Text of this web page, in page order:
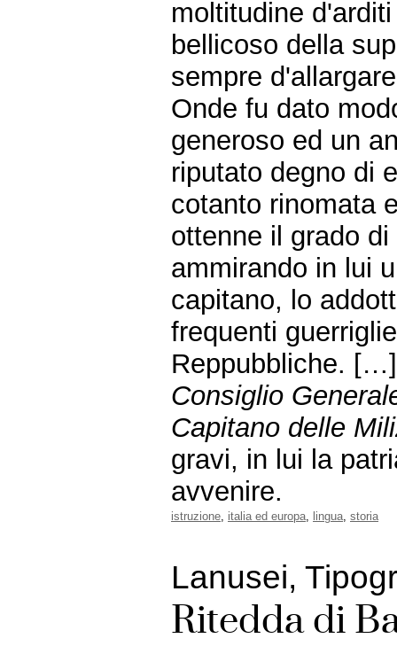
moltitudine
bellicoso della
sempre
Onde fu dato
generoso ed un
riputato degno di
cotanto rinomata
ottenne il grado di
ammirando in lui
capitano, lo
frequenti
Reppubbliche.
Consiglio
Capitano delle
gravi, in lui la
avvenire.
istruzione italia ed europa lingua storia
Lanusei,
Ritedda di